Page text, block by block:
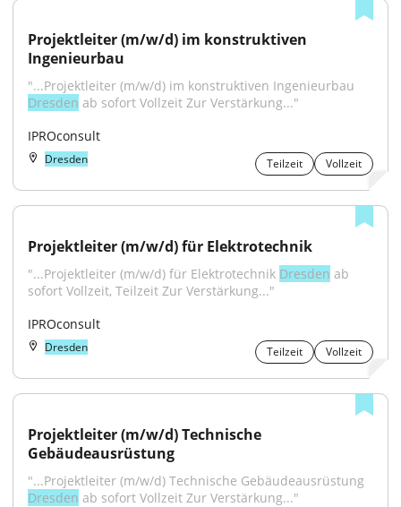
Projektleiter (m/w/d) im konstruktiven
Ingenieurbau
Dresden ab sofort Vollzeit Zur Verstärkung..."
IPROconsult
Dresden Teilzeit Vollzeit
Projektleiter (m/w/d) für Elektrotechnik
"...Projektleiter (m/w/d) für Elektrotechnik Dresden ab
sofort Vollzeit, Teilzeit Zur Verstärkung..."
IPROconsult
Dresden Teilzeit Vollzeit
Projektleiter (m/w/d) Technische
Gebäudeausrüstung
Dresden ab sofort Vollzeit Zur Verstärkung..."